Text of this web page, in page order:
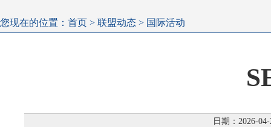
您现在的位置： 首页 > 联盟动态 > 国际活动
日期：2026-